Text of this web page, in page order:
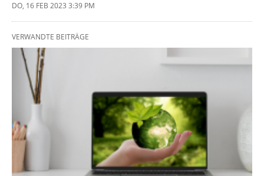
DO, 16 FEB 2023 3:39 PM
VERWANDTE BEITRÄGE